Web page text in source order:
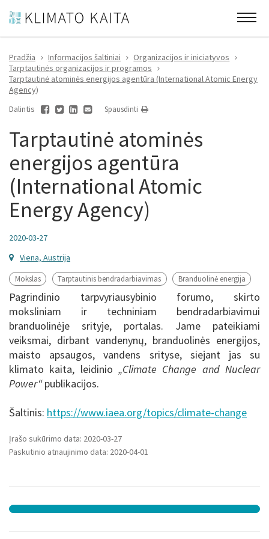
Pradžia Informacijos šaltiniai
Organizacijos ir iniciatyvos
Tarptautinės organizacijos ir programos
Tarptautinė atominės energijos agentūra (International Atomic Energy
Agency)
Dalintis
Spausdinti
Tarptautinė atominės
energijos agentūra
(International Atomic
Energy Agency)
2020-03-27
Viena, Austrija
Mokslas Tarptautinis bendradarbiavimas Branduolinė energija
Pagrindinio tarpvyriausybinio forumo, skirto
moksliniam ir techniniam bendradarbiavimui
branduolinėje srityje, portalas. Jame pateikiami
veiksmai, dirbant vandenynų, branduolinės energijos,
maisto apsaugos, vandens srityse, siejant jas su
klimato kaita, leidinio „Climate Change and Nuclear
Power“publikacijos.
Šaltinis: https://www.iaea.org/topics/climate-change
Įrašo sukūrimo data: 2020-03-27
Paskutinio atnaujinimo data: 2020-04-01